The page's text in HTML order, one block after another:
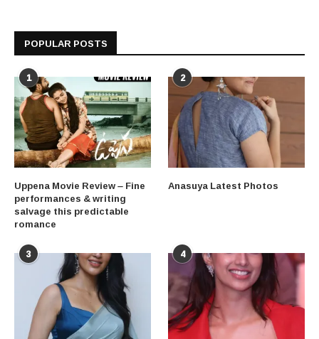
POPULAR POSTS
1
Uppena Movie Review – Fine
performances & writing
salvage this predictable
romance
2
Anasuya Latest Photos
3 4